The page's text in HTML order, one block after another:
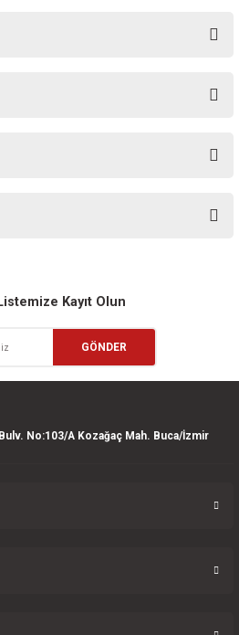
formunu kullanarak tarafımıza
görüntülenemiyor.
bulunuyor.
pahalı.
Paylaş
Kayıt Olun
GÖNDER
No:103/A Kozağaç Mah. Buca/İzmir